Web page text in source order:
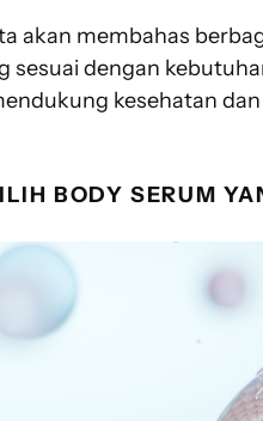
akan membahas
sesuai dengan
kesehatan
BODY SERUM